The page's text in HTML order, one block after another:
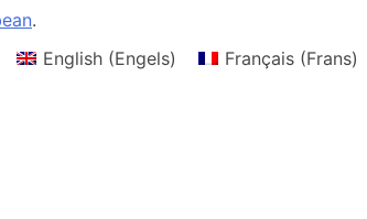
.
English (Engels) Français (Frans)